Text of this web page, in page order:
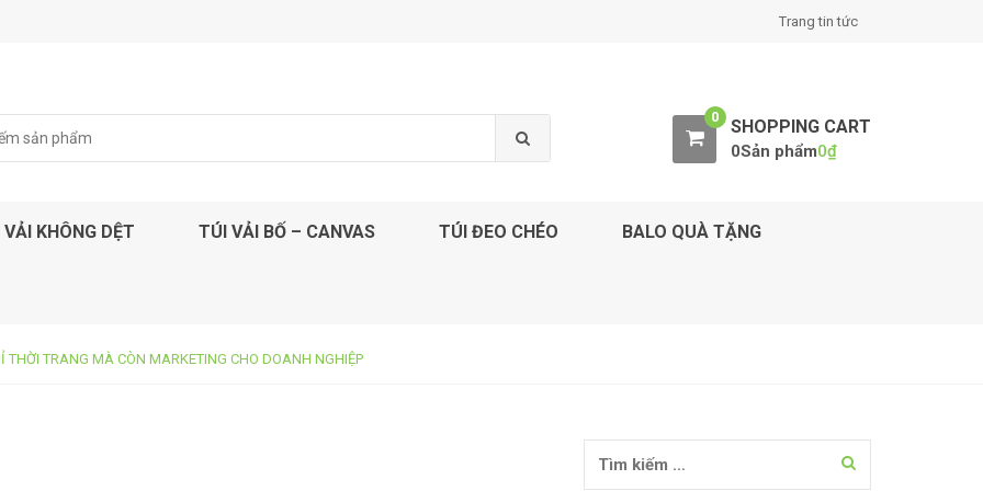
Trang tin tức
0 SHOPPING CART
0Sản phẩm0₫
KHÔNG DỆT TÚI VẢI BỐ – CANVAS TÚI ĐEO CHÉO BALO QUÀ TẶNG
THỜI TRANG MÀ CÒN MARKETING CHO DOANH NGHIỆP
Tìm kiếm cho: